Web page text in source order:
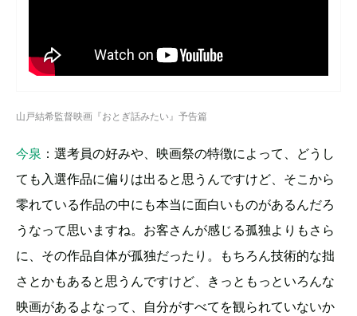
山戸結希監督映画『おとぎ話みたい』予告篇
今泉 ：選考員の好みや、映画祭の特徴によって、どうし
ても入選作品に偏りは出ると思うんですけど、そこから
零れている作品の中にも本当に面白いものがあるんだろ
うなって思いますね。お客さんが感じる孤独よりもさら
に、その作品自体が孤独だったり。もちろん技術的な拙
さとかもあると思うんですけど、きっともっといろんな
映画があるよなって、自分がすべてを観られていないか